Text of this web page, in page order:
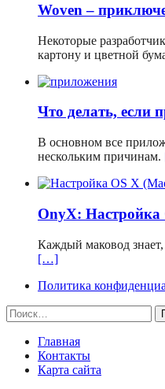
Woven –
Некоторые
картону и цветной
Что делать, если
В основном все
нескольким причинам.
OnyX: Настройка
Каждый маковод знает,
[…]
Политика
Найти:
Главная
Контакты
Карта сайта